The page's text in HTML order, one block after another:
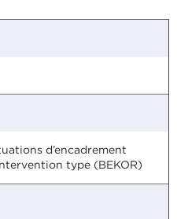
d’encadrement
type (BEKOR)